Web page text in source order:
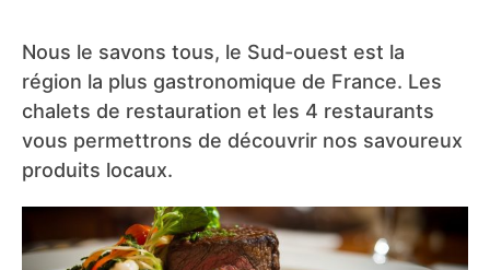
Nous le savons tous, le Sud-ouest est la
région la plus gastronomique de France. Les
chalets de restauration et les 4 restaurants
vous permettrons de découvrir nos savoureux
produits locaux.